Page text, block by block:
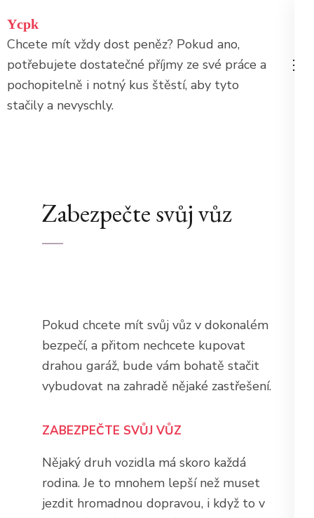
na
obsah
(stiskněte
Enter)
Ycpk
Chcete mít vždy dost peněz? Pokud ano,
potřebujete dostatečné příjmy ze své práce a
pochopitelně i notný kus štěstí, aby tyto
stačily a nevyschly.
Zabezpečte svůj vůz
Pokud chcete mít svůj vůz v dokonalém
bezpečí, a přitom nechcete kupovat
drahou garáž, bude vám bohatě stačit
vybudovat na zahradě nějaké zastřešení.
ZABEZPEČTE SVŮJ VŮZ
Nějaký druh vozidla má skoro každá
rodina. Je to mnohem lepší než muset
jezdit hromadnou dopravou, i když to v